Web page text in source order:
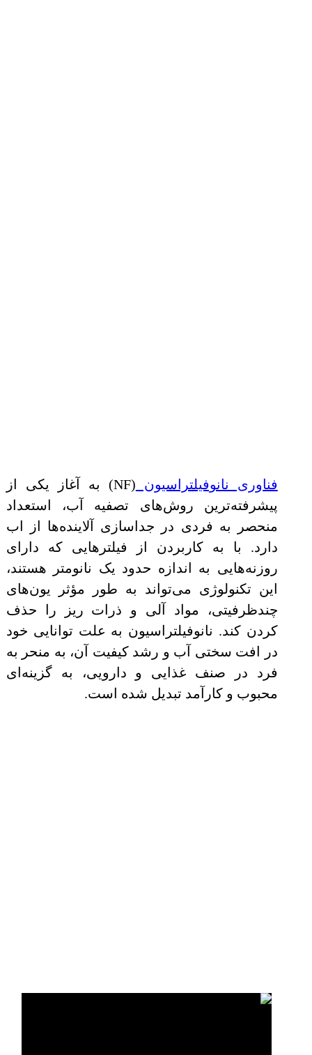
فناوری نانوفیلتراسیون
(NF) به آغاز یکی از
پیشرفته‌ترین روش‌های تصفیه آب، استعداد
منحصر به فردی در جداسازی آلاینده‌ها از اب
دارد. با به کاربردن از فیلترهایی که دارای
روزنه‌هایی به اندازه حدود یک نانومتر هستند،
این تکنولوژی می‌تواند به طور مؤثر یون‌های
چندظرفیتی، مواد آلی و ذرات ریز را حذف
کردن کند. نانوفیلتراسیون به علت توانایی خود
در افت سختی آب و رشد کیفیت آن، به منحر به
فرد در صنف غذایی و دارویی، به گزینه‌ای
محبوب و کارآمد تبدیل شده است.